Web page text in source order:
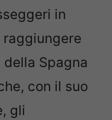
in
Spagna
con il suo
gli